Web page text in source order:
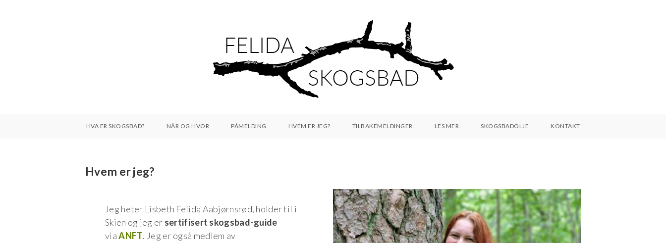
HVA ER SKOGSBAD? NÅR OG HVOR PÅMELDING HVEM ER JEG? TILBAKEMELDINGER LES MER SKOGSBADOLJE KONTAKT
Hvem er jeg?
Jeg heter Lisbeth Felida Aabjørnsrød, holder til i
Skien og jeg er sertifisert skogsbad-guide
viaANFT. Jeg er også medlem av